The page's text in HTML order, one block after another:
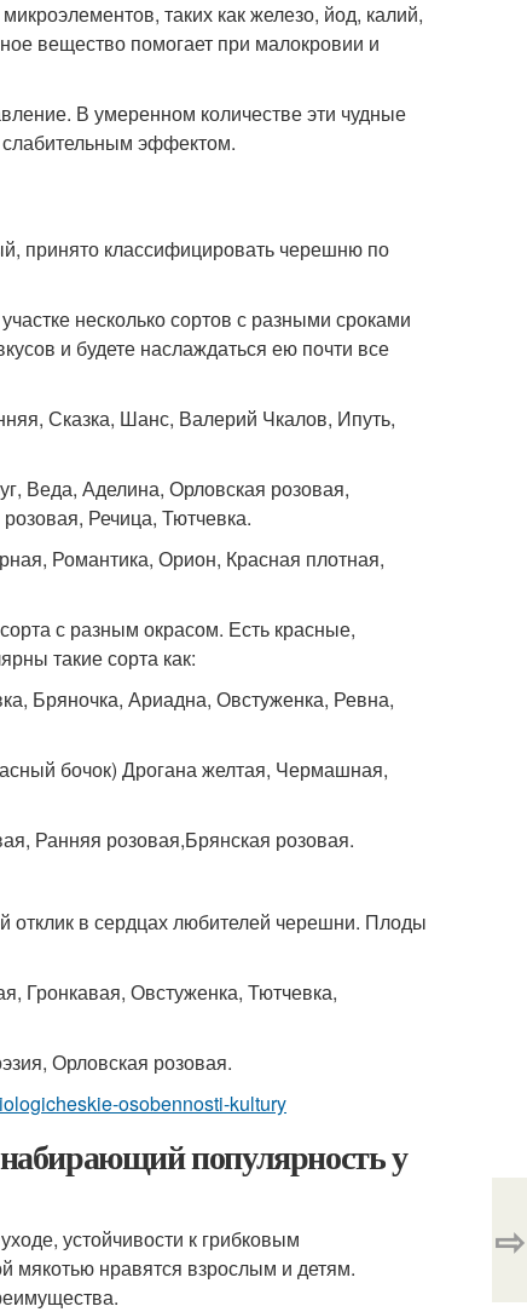
таких как железо, йод, калий,
вещество помогает при малокровии и
В умеренном количестве эти чудные
эффектом.
принято классифицировать черешню по
несколько сортов с разными сроками
и будете наслаждаться ею почти все
Сказка, Шанс, Валерий Чкалов, Ипуть,
Веда, Аделина, Орловская розовая,
Речица, Тютчевка.
Романтика, Орион, Красная плотная,
с разным окрасом. Есть красные,
такие сорта как:
Бряночка, Ариадна, Овстуженка, Ревна,
бочок) Дрогана желтая, Чермашная,
Ранняя розовая,Брянская розовая.
отклик в сердцах любителей черешни. Плоды
Гронкавая, Овстуженка, Тютчевка,
Орловская розовая.
osobennosti-kultury
популярность у
устойчивости к грибковым
мякотью нравятся взрослым и детям.
⇨